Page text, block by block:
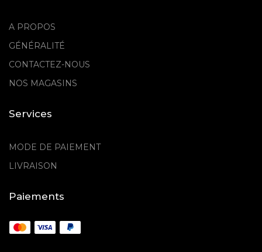
A PROPOS
GÉNÉRALITÉ
CONTACTEZ-NOUS
NOS MAGASINS
Services
MODE DE PAIEMENT
LIVRAISON
Paiements